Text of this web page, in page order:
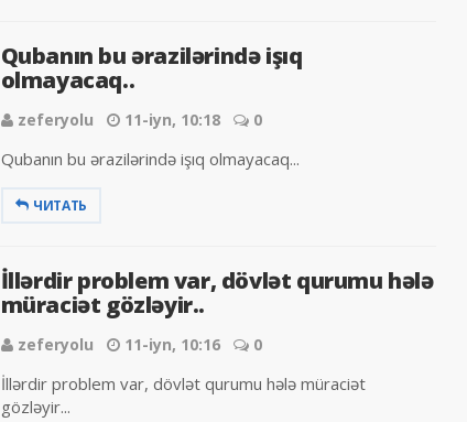
Qubanın bu ərazilərində işıq
olmayacaq..
zeferyolu 11-iyn, 10:18 0
Qubanın bu ərazilərində işıq olmayacaq...
ЧИТАТЬ
İllərdir problem var, dövlət qurumu hələ
müraciət gözləyir..
zeferyolu 11-iyn, 10:16 0
İllərdir problem var, dövlət qurumu hələ müraciət
gözləyir...